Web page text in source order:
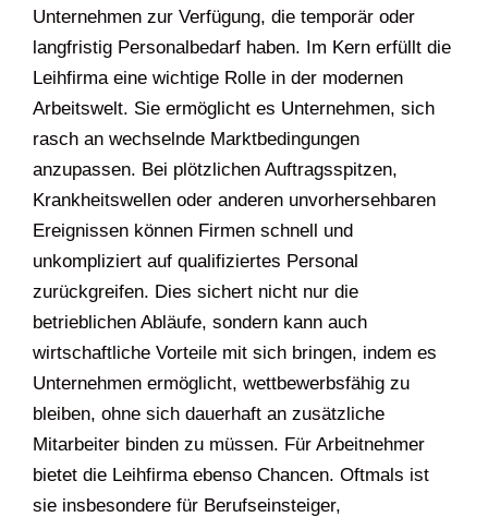
Unternehmen zur Verfügung, die temporär oder
langfristig Personalbedarf haben. Im Kern erfüllt die
Leihfirma eine wichtige Rolle in der modernen
Arbeitswelt. Sie ermöglicht es Unternehmen, sich
rasch an wechselnde Marktbedingungen
anzupassen. Bei plötzlichen Auftragsspitzen,
Krankheitswellen oder anderen unvorhersehbaren
Ereignissen können Firmen schnell und
unkompliziert auf qualifiziertes Personal
zurückgreifen. Dies sichert nicht nur die
betrieblichen Abläufe, sondern kann auch
wirtschaftliche Vorteile mit sich bringen, indem es
Unternehmen ermöglicht, wettbewerbsfähig zu
bleiben, ohne sich dauerhaft an zusätzliche
Mitarbeiter binden zu müssen. Für Arbeitnehmer
bietet die Leihfirma ebenso Chancen. Oftmals ist
sie insbesondere für Berufseinsteiger,